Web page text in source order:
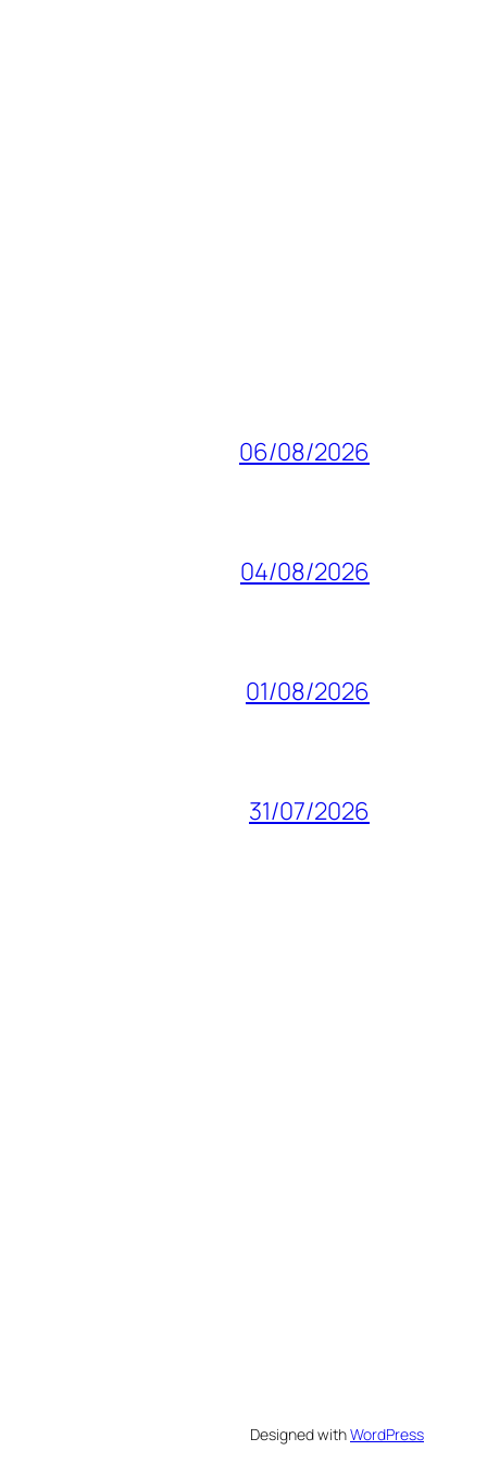
06/08/2026
04/08/2026
01/08/2026
31/07/2026
Designed withWordPress